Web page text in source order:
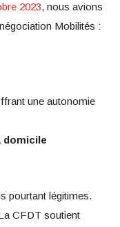
2023, nous avions
Mobilités :
une autonomie
domicile
pourtant légitimes.
CFDT soutient